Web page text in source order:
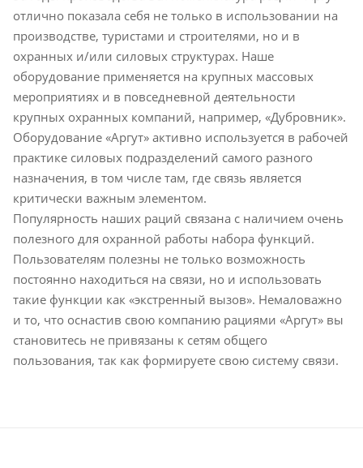
отлично показала себя не только в использовании на
производстве, туристами и строителями, но и в
охранных и/или силовых структурах. Наше
оборудование применяется на крупных массовых
мероприятиях и в повседневной деятельности
крупных охранных компаний, например, «Дубровник».
Оборудование «Аргут» активно используется в рабочей
практике силовых подразделений самого разного
назначения, в том числе там, где связь является
критически важным элементом.
Популярность наших раций связана с наличием очень
полезного для охранной работы набора функций.
Пользователям полезны не только возможность
постоянно находиться на связи, но и использовать
такие функции как «экстренный вызов». Немаловажно
и то, что оснастив свою компанию рациями «Аргут» вы
становитесь не привязаны к сетям общего
пользования, так как формируете свою систему связи.